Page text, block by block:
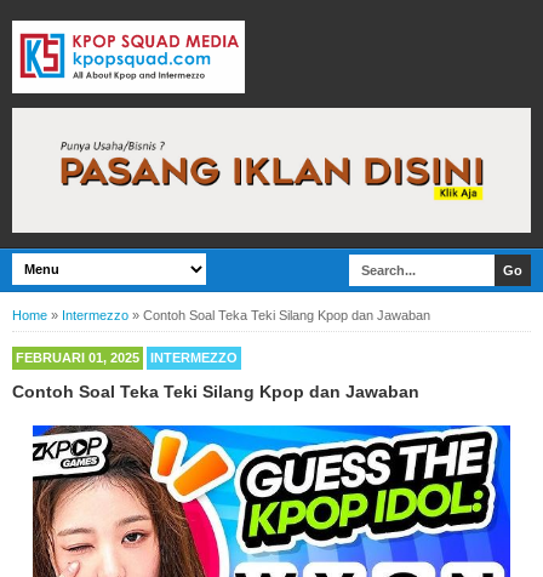
Home » Intermezzo » Contoh Soal Teka Teki Silang Kpop dan Jawaban
FEBRUARI 01, 2025 INTERMEZZO
Contoh Soal Teka Teki Silang Kpop dan Jawaban